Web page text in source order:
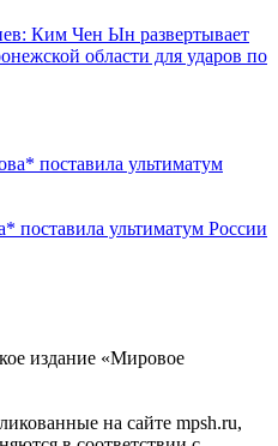
Ким Чен Ын развертывает
области для ударов по
поставила ультиматум России
издание «Мировое
на сайте mpsh.ru,